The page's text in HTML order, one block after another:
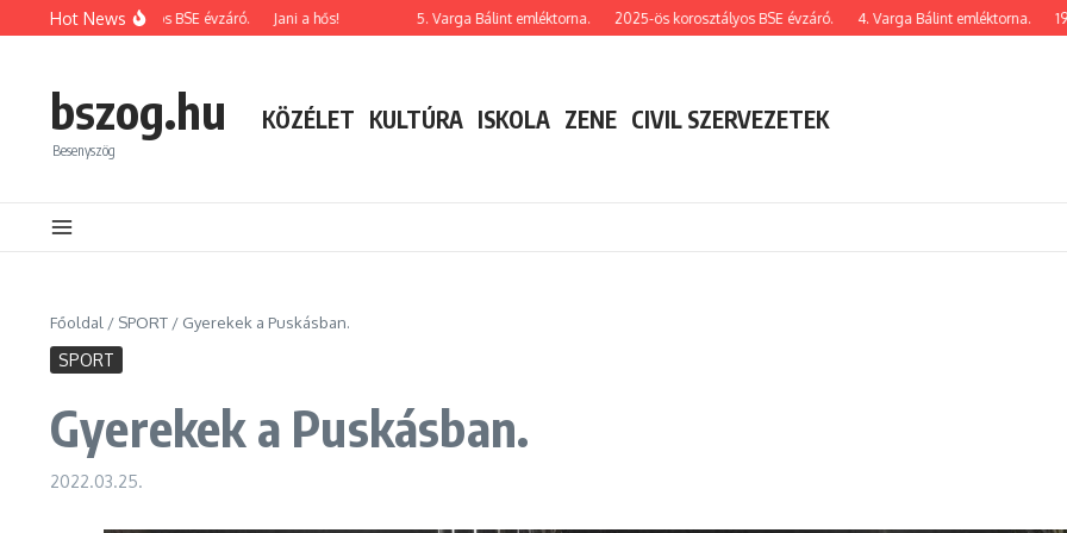
Ugrás a tartalomhoz
Hot News
os korosztályos BSE évzáró. Jani a hős! 5. Varga Bálint emléktorna. 2025-ös korosztályos BSE évzáró. 4. Varga Bálint emléktorna.
bszog.hu
Besenyszög
KÖZÉLET KULTÚRA ISKOLA ZENE CIVIL SZERVEZETEK
Főoldal / SPORT / Gyerekek a Puskásban.
SPORT
Gyerekek a Puskásban.
2022.03.25.